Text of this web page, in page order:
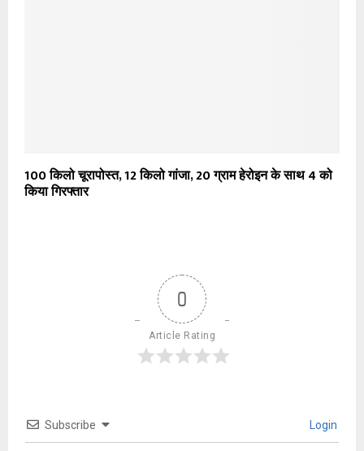
100 किलो चूरापोस्त, 12 किलो गांजा, 20 ग्राम हेरोइन के साथ 4 को
किया गिरफ्तार
0
Article Rating
Subscribe Login